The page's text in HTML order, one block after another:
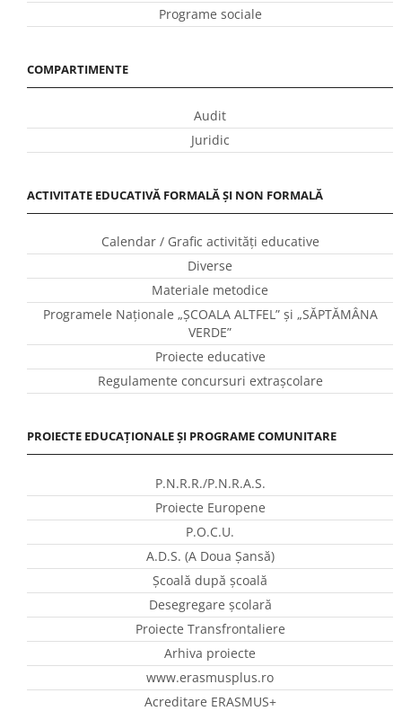
Programe sociale
COMPARTIMENTE
Audit
Juridic
ACTIVITATE EDUCATIVĂ FORMALĂ ȘI NON FORMALĂ
Calendar / Grafic activităţi educative
Diverse
Materiale metodice
Programele Naţionale „ŞCOALA ALTFEL” și „SĂPTĂMÂNA
VERDE”
Proiecte educative
Regulamente concursuri extraşcolare
PROIECTE EDUCAȚIONALE ȘI PROGRAME COMUNITARE
P.N.R.R./P.N.R.A.S.
Proiecte Europene
P.O.C.U.
A.D.S. (A Doua Șansă)
Școală după școală
Desegregare școlară
Proiecte Transfrontaliere
Arhiva proiecte
www.erasmusplus.ro
Acreditare ERASMUS+